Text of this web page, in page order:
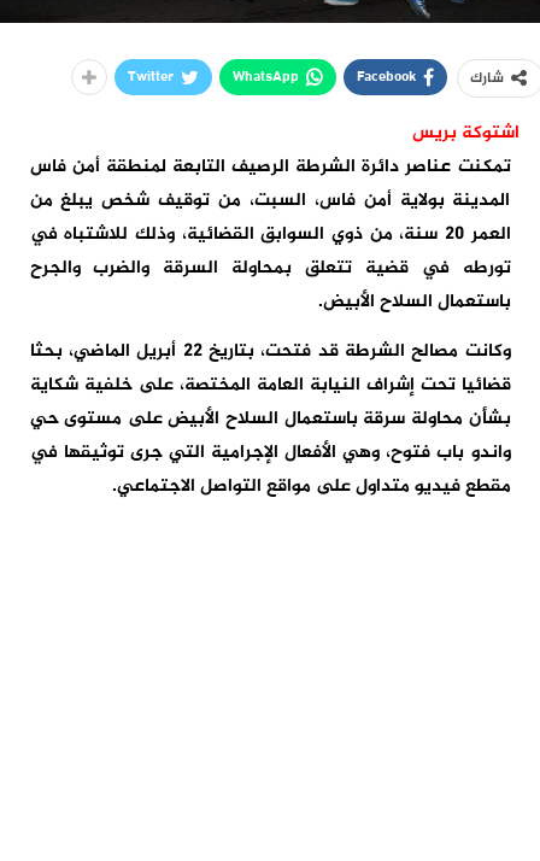
شارك Facebook
WhatsApp
Twitter
اشتوكة بريس
تمكنت عناصر دائرة الشرطة الرصيف التابعة لمنطقة أمن فاس
المدينة بولاية أمن فاس، السبت، من توقيف شخص يبلغ من
العمر 20 سنة، من ذوي السوابق القضائية، وذلك للاشتباه في
تورطه في قضية تتعلق بمحاولة السرقة والضرب والجرح
باستعمال السلاح الأبيض.
وكانت مصالح الشرطة قد فتحت، بتاريخ 22 أبريل الماضي، بحثا
قضائيا تحت إشراف النيابة العامة المختصة، على خلفية شكاية
بشأن محاولة سرقة باستعمال السلاح الأبيض على مستوى حي
واندو باب فتوح، وهي الأفعال الإجرامية التي جرى توثيقها في
مقطع فيديو متداول على مواقع التواصل الاجتماعي.